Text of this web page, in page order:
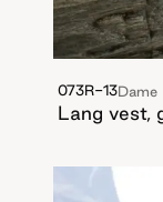
073R-13Dame
Lang vest,